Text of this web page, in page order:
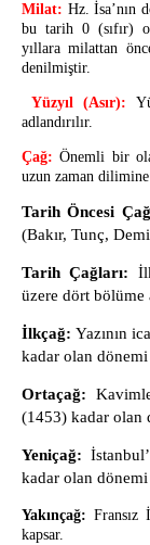
Milat: Hz. İsa’nın
bu tarih 0 (sıfır)
yıllara milattan
denilmiştir.
Yüzyıl (Asır):
adlandırılır.
Çağ: Önemli bir
uzun zaman
Tarih Öncesi
(Bakır, Tunç,
Tarih Çağları:
üzere dört bölüme
İlkçağ: Yazının
kadar olan dönemi
Ortaçağ:
(1453) kadar olan
Yeniçağ:
kadar olan dönemi
Yakınçağ: Fransız
kapsar.